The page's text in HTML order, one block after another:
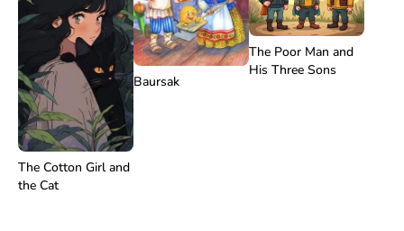
The Cotton Girl and
the Cat
Baursak
The Poor Man and
His Three Sons